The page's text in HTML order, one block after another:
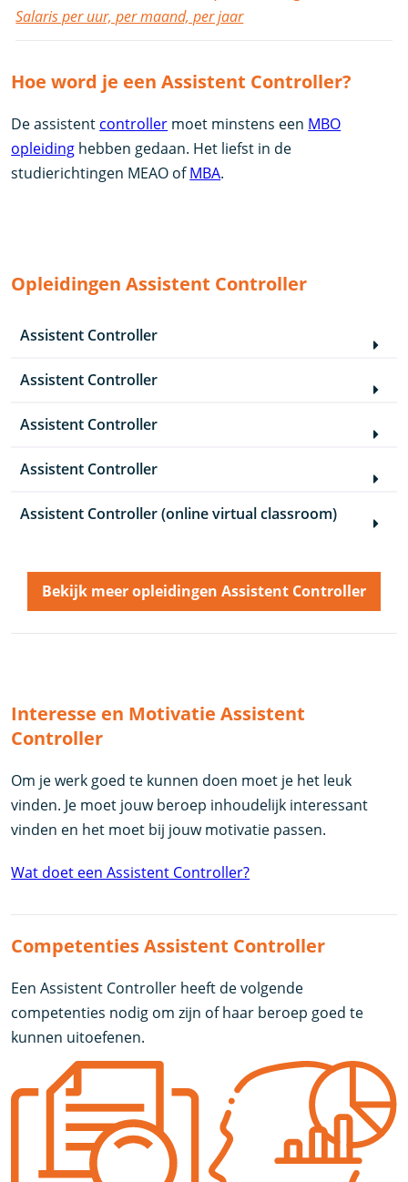
Salaris per uur, per maand, per jaar
Hoe word je een Assistent Controller?
De assistent controller moet minstens een MBO
opleiding hebben gedaan. Het liefst in de
studierichtingen MEAO ofMBA.
Opleidingen Assistent Controller
Assistent Controller
Assistent Controller
Assistent Controller
Assistent Controller
Assistent Controller (online virtual classroom)
Bekijk meer opleidingen Assistent Controller
Interesse en Motivatie Assistent
Controller
Om je werk goed te kunnen doen moet je het leuk
vinden. Je moet jouw beroep inhoudelijk interessant
vinden en het moet bij jouw motivatie passen.
Wat doet een Assistent Controller?
Competenties Assistent Controller
Een Assistent Controller heeft de volgende
competenties nodig om zijn of haar beroep goed te
kunnen uitoefenen.